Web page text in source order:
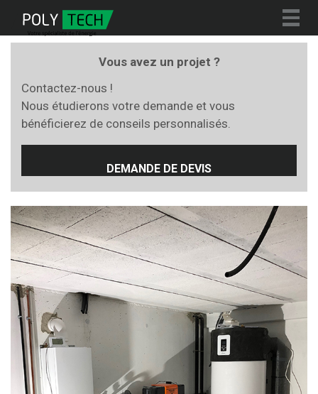
Vous avez un projet ?
Contactez-nous !
Nous étudierons votre demande et vous
bénéficierez de conseils personnalisés.
DEMANDE DE DEVIS